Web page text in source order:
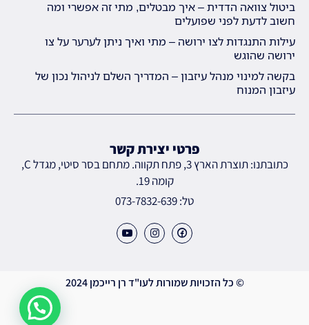
ביטול צוואה הדדית – איך מבטלים, מתי זה אפשרי ומה
חשוב לדעת לפני שפועלים
עילות התנגדות לצו ירושה – מתי ואיך ניתן לערער על צו
ירושה שהוגש
בקשה למינוי מנהל עיזבון – המדריך השלם לניהול נכון של
עיזבון המנוח
פרטי יצירת קשר
כתובתנו: תוצרת הארץ 3, פתח תקווה. מתחם בסר סיטי, מגדל C,
קומה 19.
טל: 073-7832-639
© כל הזכויות שמורות לעו"ד רן רייכמן 2024